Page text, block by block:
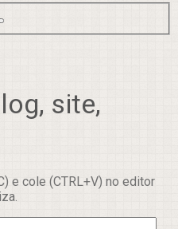
site,
e cole (CTRL+V) no editor